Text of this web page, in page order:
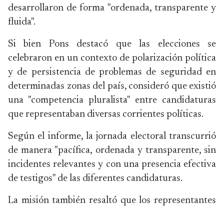
desarrollaron de forma "ordenada, transparente y
fluida".
Si bien Pons destacó que las elecciones se
celebraron en un contexto de polarización política
y de persistencia de problemas de seguridad en
determinadas zonas del país, consideró que existió
una "competencia pluralista" entre candidaturas
que representaban diversas corrientes políticas.
Según el informe, la jornada electoral transcurrió
de manera "pacífica, ordenada y transparente, sin
incidentes relevantes y con una presencia efectiva
de testigos" de las diferentes candidaturas.
La misión también resaltó que los representantes